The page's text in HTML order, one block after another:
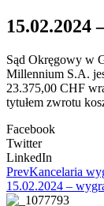
15.02.2024
Sąd Okręgowy w
Millennium S.A.
23.375,00 CHF
tytułem zwrotu
Facebook
Twitter
LinkedIn
PrevKancelaria
15.02.2024 –